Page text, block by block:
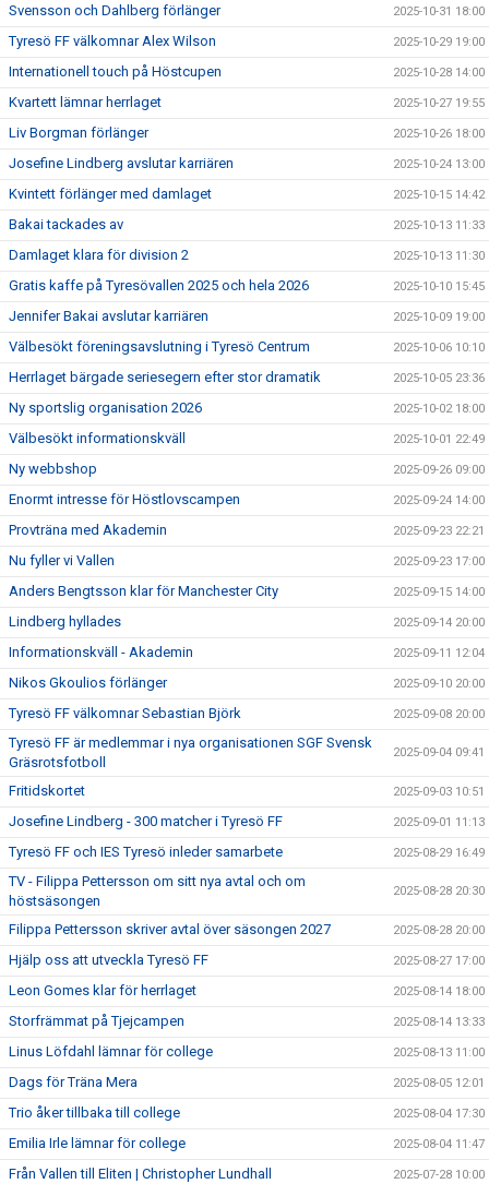
Svensson och Dahlberg förlänger 2025-10-31 18:00
Tyresö FF välkomnar Alex Wilson 2025-10-29 19:00
Internationell touch på Höstcupen 2025-10-28 14:00
Kvartett lämnar herrlaget 2025-10-27 19:55
Liv Borgman förlänger 2025-10-26 18:00
Josefine Lindberg avslutar karriären 2025-10-24 13:00
Kvintett förlänger med damlaget 2025-10-15 14:42
Bakai tackades av 2025-10-13 11:33
Damlaget klara för division 2 2025-10-13 11:30
Gratis kaffe på Tyresövallen 2025 och hela 2026 2025-10-10 15:45
Jennifer Bakai avslutar karriären 2025-10-09 19:00
Välbesökt föreningsavslutning i Tyresö Centrum 2025-10-06 10:10
Herrlaget bärgade seriesegern efter stor dramatik 2025-10-05 23:36
Ny sportslig organisation 2026 2025-10-02 18:00
Välbesökt informationskväll 2025-10-01 22:49
Ny webbshop 2025-09-26 09:00
Enormt intresse för Höstlovscampen 2025-09-24 14:00
Provträna med Akademin 2025-09-23 22:21
Nu fyller vi Vallen 2025-09-23 17:00
Anders Bengtsson klar för Manchester City 2025-09-15 14:00
Lindberg hyllades 2025-09-14 20:00
Informationskväll - Akademin 2025-09-11 12:04
Nikos Gkoulios förlänger 2025-09-10 20:00
Tyresö FF välkomnar Sebastian Björk 2025-09-08 20:00
Tyresö FF är medlemmar i nya organisationen SGF Svensk
Gräsrotsfotboll
2025-09-04 09:41
Fritidskortet 2025-09-03 10:51
Josefine Lindberg - 300 matcher i Tyresö FF 2025-09-01 11:13
Tyresö FF och IES Tyresö inleder samarbete 2025-08-29 16:49
TV - Filippa Pettersson om sitt nya avtal och om
höstsäsongen
2025-08-28 20:30
Filippa Pettersson skriver avtal över säsongen 2027 2025-08-28 20:00
Hjälp oss att utveckla Tyresö FF 2025-08-27 17:00
Leon Gomes klar för herrlaget 2025-08-14 18:00
Storfrämmat på Tjejcampen 2025-08-14 13:33
Linus Löfdahl lämnar för college 2025-08-13 11:00
Dags för Träna Mera 2025-08-05 12:01
Trio åker tillbaka till college 2025-08-04 17:30
Emilia Irle lämnar för college 2025-08-04 11:47
Från Vallen till Eliten | Christopher Lundhall 2025-07-28 10:00